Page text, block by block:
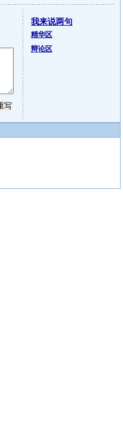
我来说两句
精华区
辩论区